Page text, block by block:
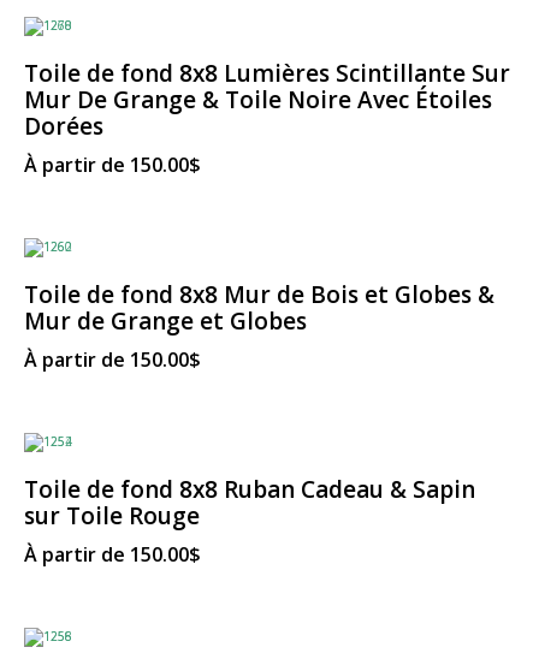
Toile de fond 8x8 Lumières Scintillante Sur
Mur De Grange & Toile Noire Avec Étoiles
Dorées
À partir de 150.00$
Toile de fond 8x8 Mur de Bois et Globes &
Mur de Grange et Globes
À partir de 150.00$
Toile de fond 8x8 Ruban Cadeau & Sapin
sur Toile Rouge
À partir de 150.00$